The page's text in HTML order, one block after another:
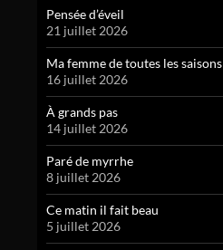
Pensée d’éveil
21 juillet 2026
Ma femme de toutes les saisons
16 juillet 2026
À grands pas
14 juillet 2026
Paré de myrrhe
8 juillet 2026
Ce matin il fait beau
5 juillet 2026